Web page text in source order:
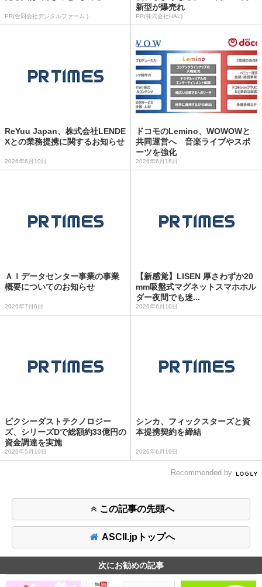
PR(合同会社デジタルファーム )
新型が爆売れ
PR(株式会社HAL)
ReYuu Japan、株式会社LENDE
Xとの業務提携に関するお知らせ
2026年6月10日
ドコモのLemino、WOWOWと
共同運営へ 音楽ライブやスポ
ーツを強化
2026年6月16日
ＡＩデータセンター事業の事業
概要についてのお知らせ
2026年7月6日
【新感覚】LISEN 厚さわずか20
mm吸盤式マグネットスマホホル
ダー夜間でも迷...
2026年6月10日
ピクシーダストテクノロジー
ズ、シリーズDで総額約33億円の
資金調達を実施
2026年5月19日
シンカ、フィックスターズと資
本提携契約を締結
2026年6月19日
Recommended by
この記事の先頭へ
ASCII.jpトップへ
次にお勧めの記事